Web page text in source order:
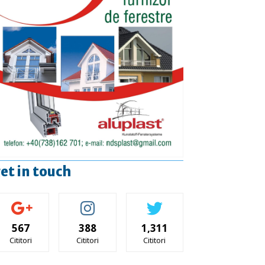
in touch
567
Cititori
388
Cititori
1,311
Cititori